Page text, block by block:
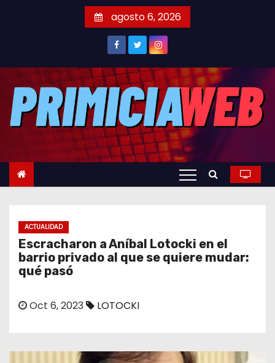
o
agosto 6, 2026
ACTUALIDAD
Escracharon a Aníbal Lotocki en el
barrio privado al que se quiere mudar:
qué pasó
Oct 6, 2023 LOTOCKI